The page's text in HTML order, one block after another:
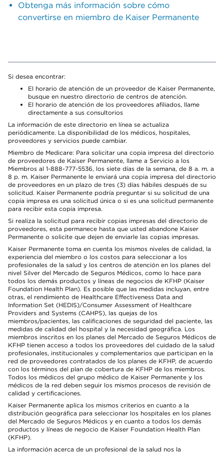
Obtenga más información sobre cómo
convertirse en miembro de Kaiser Permanente
Si desea encontrar:
El horario de atención de un proveedor de Kaiser Permanente,
busque en nuestro directorio de centros de atención.
El horario de atención de los proveedores afiliados, llame
directamente a sus consultorios
La información de este directorio en línea se actualiza
periódicamente. La disponibilidad de los médicos, hospitales,
proveedores y servicios puede cambiar.
Miembro de Medicare: Para solicitar una copia impresa del directorio
de proveedores de Kaiser Permanente, llame a Servicio a los
Miembros al 1-888-777-5536, los siete días de la semana, de 8 a. m. a
8 p. m. Kaiser Permanente le enviará una copia impresa del directorio
de proveedores en un plazo de tres (3) días hábiles después de su
solicitud. Kaiser Permanente podría preguntar si su solicitud de una
copia impresa es una solicitud única o si es una solicitud permanente
para recibir esta copia impresa.
Si realiza la solicitud para recibir copias impresas del directorio de
proveedores, esta permanece hasta que usted abandone Kaiser
Permanente o solicite que dejen de enviarle las copias impresas.
Kaiser Permanente toma en cuenta los mismos niveles de calidad, la
experiencia del miembro o los costos para seleccionar a los
profesionales de la salud y los centros de atención en los planes del
nivel Silver del Mercado de Seguros Médicos, como lo hace para
todos los demás productos y líneas de negocios de KFHP (Kaiser
Foundation Health Plan). Es posible que las medidas incluyan, entre
otras, el rendimiento de Healthcare Effectiveness Data and
Information Set (HEDIS)/Consumer Assessment of Healthcare
Providers and Systems (CAHPS), las quejas de los
miembros/pacientes, las calificaciones de seguridad del paciente, las
medidas de calidad del hospital y la necesidad geográfica. Los
miembros inscritos en los planes del Mercado de Seguros Médicos de
KFHP tienen acceso a todos los proveedores del cuidado de la salud
profesionales, institucionales y complementarios que participan en la
red de proveedores contratados de los planes de KFHP, de acuerdo
con los términos del plan de cobertura de KFHP de los miembros.
Todos los médicos del grupo médico de Kaiser Permanente y los
médicos de la red deben seguir los mismos procesos de revisión de
calidad y certificaciones.
Kaiser Permanente aplica los mismos criterios en cuanto a la
distribución geográfica para seleccionar los hospitales en los planes
del Mercado de Seguros Médicos y en cuanto a todos los demás
productos y líneas de negocio de Kaiser Foundation Health Plan
(KFHP).
La información acerca de un profesional de la salud nos la